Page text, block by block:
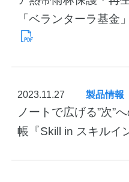
「ベランターラ基金
ノートで広げる”次”
帳『Skill in スキルイ
2023.11.27 製品情報